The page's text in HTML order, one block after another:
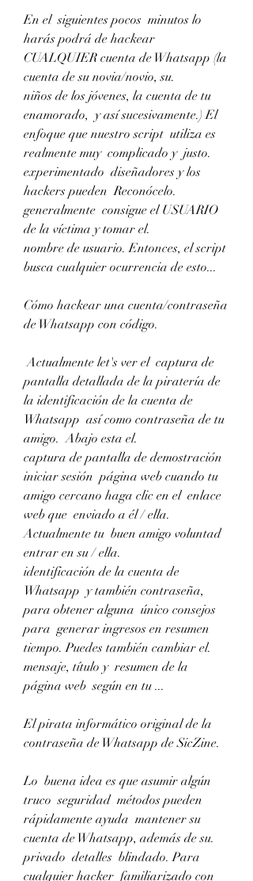
En el  siguientes pocos  minutos lo
harás podrá de hackear
CUALQUIER cuenta de Whatsapp (la
cuenta de su novia/novio, su.
niños de los jóvenes, la cuenta de tu
enamorado,  y así sucesivamente.) El
enfoque que nuestro script  utiliza es
realmente muy  complicado y  justo.
experimentado  diseñadores y los
hackers pueden  Reconócelo.
generalmente  consigue el USUARIO
de la víctima y tomar el.
nombre de usuario. Entonces, el script
busca cualquier ocurrencia de esto...
Cómo hackear una cuenta/contraseña
de Whatsapp con código.
Actualmente let's ver el  captura de
pantalla detallada de la piratería de
la identificación de la cuenta de
Whatsapp  así como contraseña de tu
amigo.  Abajo esta el.
captura de pantalla de demostración
iniciar sesión  página web cuando tu
amigo cercano haga clic en el  enlace
web que  enviado a él / ella.
Actualmente tu  buen amigo voluntad
entrar en su / ella.
identificación de la cuenta de
Whatsapp  y también contraseña,
para obtener alguna  único consejos
para  generar ingresos en resumen
tiempo. Puedes también cambiar el.
mensaje, título y  resumen de la
página web  según en tu ...
El pirata informático original de la
contraseña de Whatsapp de SicZine.
Lo  buena idea es que asumir algún
truco  seguridad  métodos pueden
rápidamente ayuda  mantener su
cuenta de Whatsapp, además de su.
privado  detalles  blindado. Para
cualquier hacker  familiarizado con